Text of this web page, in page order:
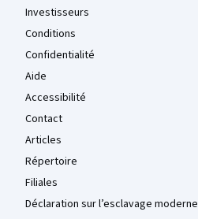
Investisseurs
Conditions
Confidentialité
Aide
Accessibilité
Contact
Articles
Répertoire
Filiales
Déclaration sur l’esclavage moderne